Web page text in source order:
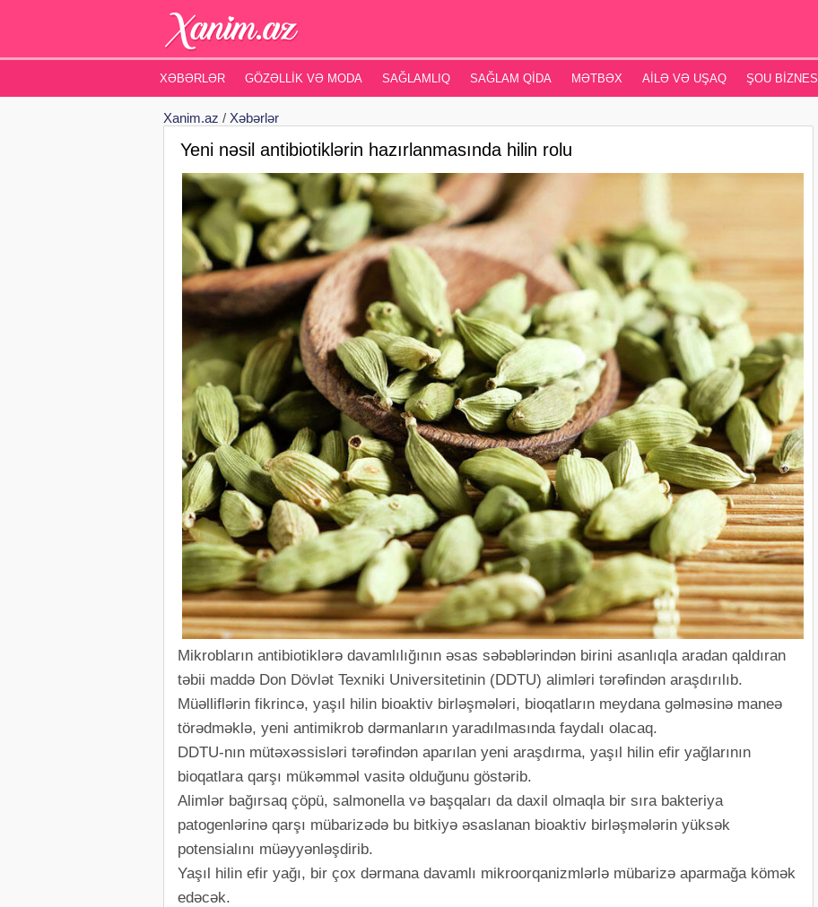
XƏBƏRLƏR GÖZƏLLIK VƏ MODA SAĞLAMLIQ SAĞLAM QIDA MƏTBƏX AILƏ VƏ UŞAQ ŞOU BIZNES
Xanim.az / Xəbərlər
Yeni nəsil antibiotiklərin hazırlanmasında hilin rolu
Mikrobların antibiotiklərə davamlılığının əsas səbəblərindən birini asanlıqla aradan qaldıran
təbii maddə Don Dövlət Texniki Universitetinin (DDTU) alimləri tərəfindən araşdırılıb.
Müəlliflərin fikrincə, yaşıl hilin bioaktiv birləşmələri, bioqatların meydana gəlməsinə maneə
törədməklə, yeni antimikrob dərmanların yaradılmasında faydalı olacaq.
DDTU-nın mütəxəssisləri tərəfindən aparılan yeni araşdırma, yaşıl hilin efir yağlarının
bioqatlara qarşı mükəmməl vasitə olduğunu göstərib.
Alimlər bağırsaq çöpü, salmonella və başqaları da daxil olmaqla bir sıra bakteriya
patogenlərinə qarşı mübarizədə bu bitkiyə əsaslanan bioaktiv birləşmələrin yüksək
potensialını müəyyənləşdirib.
Yaşıl hilin efir yağı, bir çox dərmana davamlı mikroorqanizmlərlə mübarizə aparmağa kömək
edəcək.